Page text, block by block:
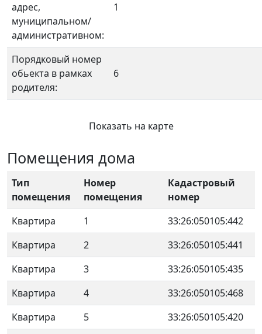
адрес,
муниципальном/
административном:
1
Порядковый номер
обьекта в рамках
родителя:
6
Показать на карте
Помещения дома
Тип
помещения
Номер
помещения
Кадастровый
номер
Квартира
1
33:26:050105:442
Квартира
2
33:26:050105:441
Квартира
3
33:26:050105:435
Квартира
4
33:26:050105:468
Квартира
5
33:26:050105:420